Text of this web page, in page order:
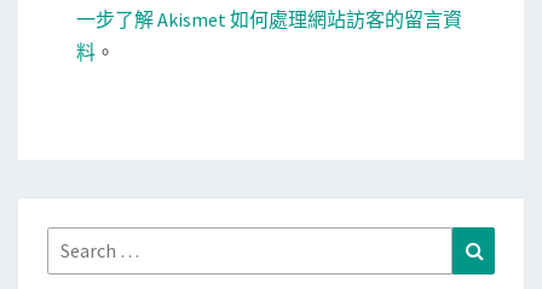
一步了解 Akismet 如何處理網站訪客的留言資
料 。
Search
for: